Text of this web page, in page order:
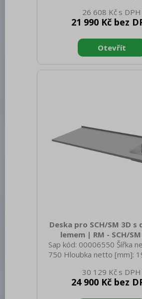
23.30 Šířka brutto [mm]:
brutto [mm]: 490 Výška
Hloubka GN zařízení [mm]:
zásuvek: 2
26 608 Kč
21 990 Kč bez
Deska pro SCH/SM 3D s
lemem | RM - SCH/SM
Sap kód: 00006550 Šířka
750 Hloubka netto [mm]:
26.00 Šířka brutto [mm]:
brutto [mm]: 1980 Výška
30 129 Kč
24 900 Kč bez